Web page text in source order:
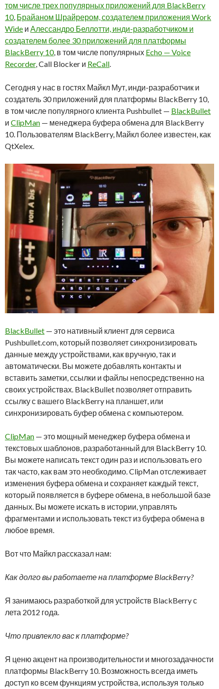
том числе трех популярных приложений для BlackBerry
10, Брайаном Шрайрером, создателем приложения Work
Wide и Алессандро Беллотти, инди-разработчиком и
создателем более 30 приложений для платформы
BlackBerry 10, в том числе популярных Echo — Voice
Recorder, Call Blocker и ReCall.
Сегодня у нас в гостях Майкл Мут, инди-разработчик и
создатель 30 приложений для платформы BlackBerry 10,
в том числе популярного клиента Pushbullet — BlackBullet
и ClipMan — менеджера буфера обмена для BlackBerry
10. Пользователям BlackBerry, Майкл более известен, как
QtXelex.
BlackBullet — это нативный клиент для сервиса
Pushbullet.com, который позволяет синхронизировать
данные между устройствами, как вручную, так и
автоматически. Вы можете добавлять контакты и
вставить заметки, ссылки и файлы непосредственно на
своих устройствах. BlackBullet позволяет отправить
ссылку с вашего BlackBerry на планшет, или
синхронизировать буфер обмена с компьютером.
ClipMan — это мощный менеджер буфера обмена и
текстовых шаблонов, разработанный для BlackBerry 10.
Вы можете написать текст один раз и использовать его
так часто, как вам это необходимо. ClipMan отслеживает
изменения буфера обмена и сохраняет каждый текст,
который появляется в буфере обмена, в небольшой базе
данных. Вы можете искать в истории, управлять
фрагментами и использовать текст из буфера обмена в
любое время.
Вот что Майкл рассказал нам:
Как долго вы работаете на платформе BlackBerry?
Я занимаюсь разработкой для устройств BlackBerry с
лета 2012 года.
Что привлекло вас к платформе?
Я ценю акцент на производительности и многозадачности
платформы BlackBerry 10. Возможность всегда иметь
доступ ко всем функциям устройства, используя только